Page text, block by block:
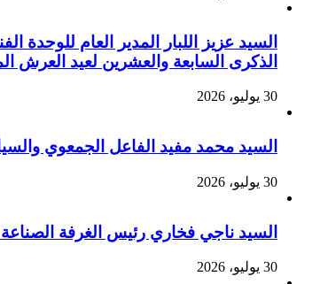
السيد عزيز اللبار المدير العام
الذكرى السابعة والعشرين لعيد العرش
30 يوليو، 2026
السيد محمد مفيد الفاعل الجمعوي والسياسي
30 يوليو، 2026
السيد ناجي فخاري رئيس الغرفة الصناعة
30 يوليو، 2026